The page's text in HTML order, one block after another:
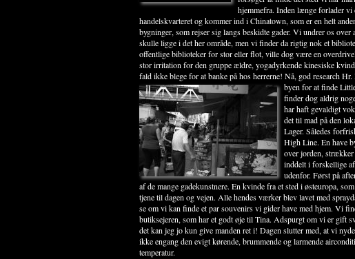
hjemmefra. Inden længe forlader vi
handelskvarteret og kommer ind i Chinatown, som er en helt
bygninger, som rejser sig langs beskidte gader. Vi undrer os over
skulle ligge i det her område, men vi finder da rigtig nok et
offentlige biblioteker for stor eller flot, ville dog være en
stor irritation for den gruppe ældre, yogadyrkende kinesiske
fald ikke blege for at banke på hos herrerne! Nå, god research
byen for at finde
finder dog aldrig
har haft gevaldigt
det til mad på den
Lager. Således
High Line. En have
over jorden, strækker
inddelt i forskellige
udenfor. Først på
af de mange gadekunstnere. En kvinde fra et sted i østeuropa,
tjene til dagen og vejen. Alle hendes værker blev lavet med
se om vi kan finde et par souvenirs vi gider have med hjem. Vi
butiksejeren, som har et godt øje til Tina. Adspurgt om vi er gift
det kan jeg jo kun give manden ret i! Dagen slutter med, at vi
ikke engang den evigt kørende, brummende og larmende
temperatur.